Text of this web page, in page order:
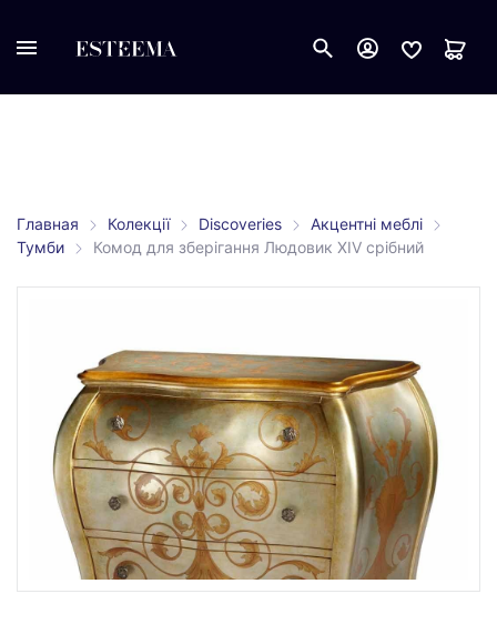
Главная Колекції Discoveries
Акцентні меблі
Тумби
Комод для зберігання Людовик XIV срібний